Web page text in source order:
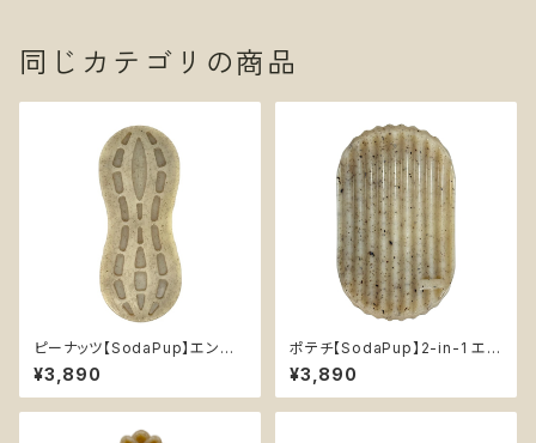
同じカテゴリの商品
ピーナッツ【SodaPup】エンリッ
チメント デンタル 超耐久性 丈
夫 カミカミ おもちゃ チュートイ
知育 ソダパップ Peanut
¥3,890
ポテチ【SodaPup】2-in-1 エン
リッチメント デンタル 超耐久性
丈夫 カミカミ おもちゃ チュート
イ 知育 ソダパップ Potato Chi
¥3,890